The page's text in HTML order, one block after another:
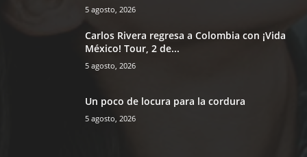
5 agosto, 2026
Carlos Rivera regresa a Colombia con ¡Vida
México! Tour, 2 de...
5 agosto, 2026
Un poco de locura para la cordura
5 agosto, 2026